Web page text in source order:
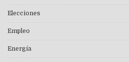
Elecciones
Empleo
Energía